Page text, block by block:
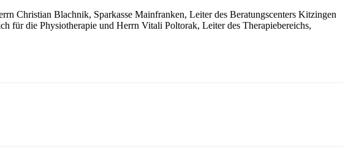
Christian Blachnik, Sparkasse Mainfranken, Leiter des Beratungscenters Kitzingen
für die Physiotherapie und Herrn Vitali Poltorak, Leiter des Therapiebereichs,